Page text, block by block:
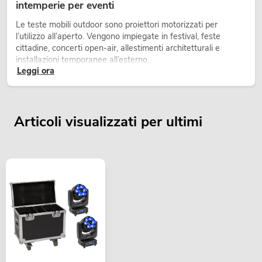
intemperie per eventi
Le teste mobili outdoor sono proiettori motorizzati per
l’utilizzo all’aperto. Vengono impiegate in festival, feste
cittadine, concerti open-air, allestimenti architetturali e
installazioni temporanee all’esterno.
Leggi ora
Articoli visualizzati per ultimi